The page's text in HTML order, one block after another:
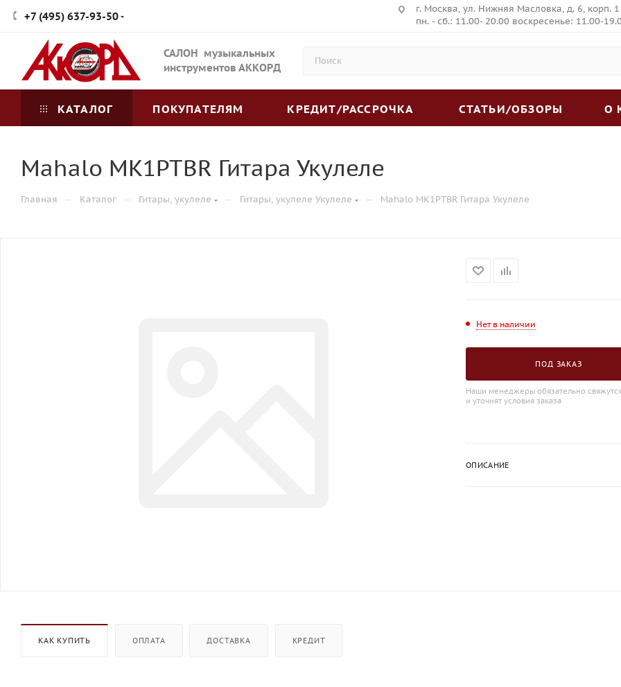
+7 (495) 637-93-50
г. Москва, ул. Нижняя Масловка, д. 6, корп. 1
пн. - сб.: 11.00- 20.00 воскресенье: 11.00-
САЛОН музыкальных
инструментов АККОРД
КАТАЛОГ ПОКУПАТЕЛЯМ КРЕДИТ/РАССРОЧКА СТАТЬИ/ОБЗОРЫ О
Mahalo MK1PTBR Гитара Укулеле
Главная — Каталог — Гитары, укулеле — Гитары, укулеле Укулеле — Mahalo MK1PTBR Гитара Укулеле
Нет в наличии
ПОД ЗАКАЗ
Наши менеджеры обязательно
и уточнят условия заказа
ОПИСАНИЕ
КАК КУПИТЬ ОПЛАТА ДОСТАВКА КРЕДИТ